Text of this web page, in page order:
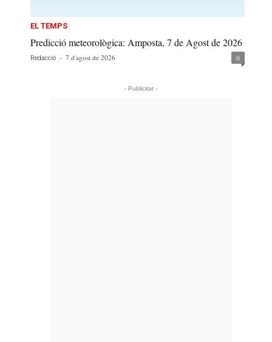
EL TEMPS
Predicció meteorològica: Amposta, 7 de Agost de 2026
Redacció - 7 d'agost de 2026 0
- Publicitat -